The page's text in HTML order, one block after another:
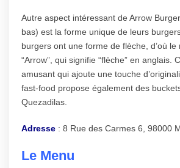
Autre aspect intéressant de Arrow
bas) est la forme unique de leurs
burgers ont une forme de flèche, d’où
“Arrow”, qui signifie “flèche” en anglais.
amusant qui ajoute une touche
fast-food propose également des
Quezadilas.
Adresse : 8 Rue des Carmes 6, 98000
Le Menu